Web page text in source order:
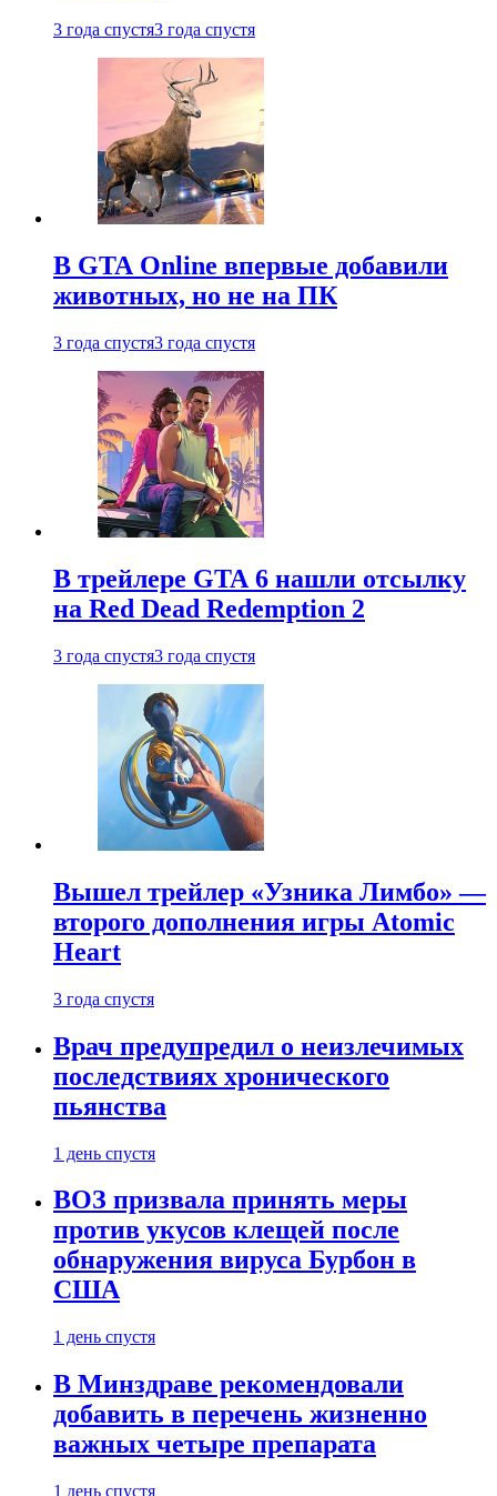
3 года спустя3 года спустя
В GTA Online впервые добавили
животных, но не на ПК
3 года спустя3 года спустя
В трейлере GTA 6 нашли отсылку
на Red Dead Redemption 2
3 года спустя3 года спустя
Вышел трейлер «Узника Лимбо» —
второго дополнения игры Atomic
Heart
3 года спустя
Врач предупредил о неизлечимых
последствиях хронического
пьянства
1 день спустя
ВОЗ призвала принять меры
против укусов клещей после
обнаружения вируса Бурбон в
США
1 день спустя
В Минздраве рекомендовали
добавить в перечень жизненно
важных четыре препарата
1 день спустя